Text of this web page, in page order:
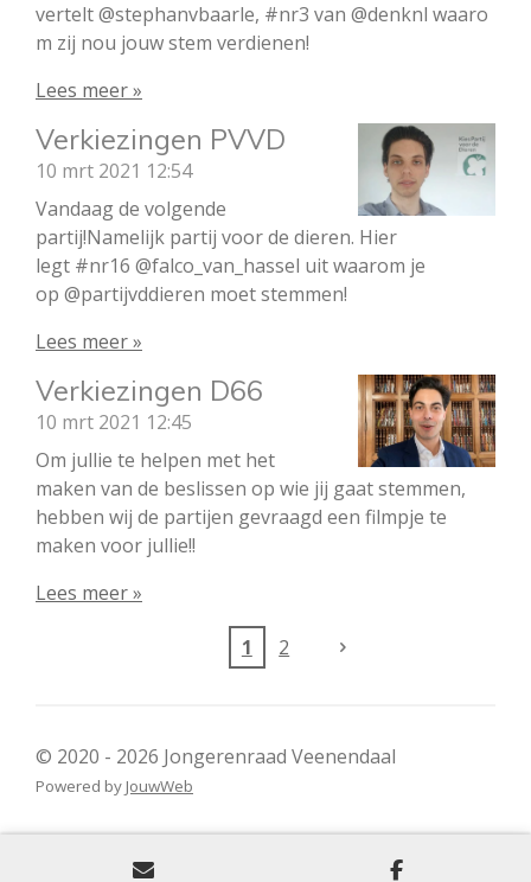
vertelt @stephanvbaarle, #nr3 van @denknl waaro
m zij nou jouw stem verdienen!
Lees meer »
Verkiezingen PVVD
10 mrt 2021 12:54
Vandaag de volgende
partij!Namelijk partij voor de dieren. Hier
legt #nr16 @falco_van_hassel uit waarom je
op @partijvddieren moet stemmen!
Lees meer »
Verkiezingen D66
10 mrt 2021 12:45
Om jullie te helpen met het
maken van de beslissen op wie jij gaat stemmen,
hebben wij de partijen gevraagd een filmpje te
maken voor jullie!!
Lees meer »
1 2
© 2020 - 2026 Jongerenraad Veenendaal
Powered by JouwWeb